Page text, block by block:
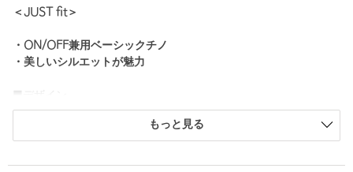
＜JUST fit＞
・ON/OFF兼用ベーシックチノ
・美しいシルエットが魅力
ノータックですっきりとした表情のスラックスデザイン。
腰回りはややゆとりを持たせ、裾に向かって緩やかなテーパード
もっと見る